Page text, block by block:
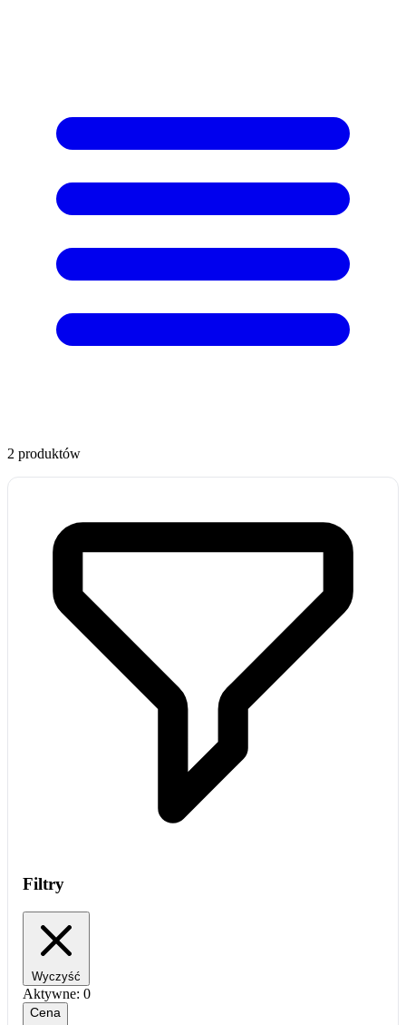
2 produktów
Filtry
Wyczyść
Aktywne: 0
Cena